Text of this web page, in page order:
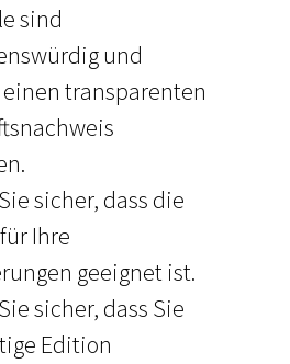
sind
und
transparenten
sicher, dass die
Ihre
geeignet ist.
sicher, dass Sie
Edition